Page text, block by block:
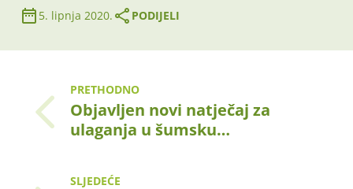
5. lipnja 2020. PODIJELI
PRETHODNO
Objavljen novi natječaj za
ulaganja u šumsku…
SLJEDEĆE